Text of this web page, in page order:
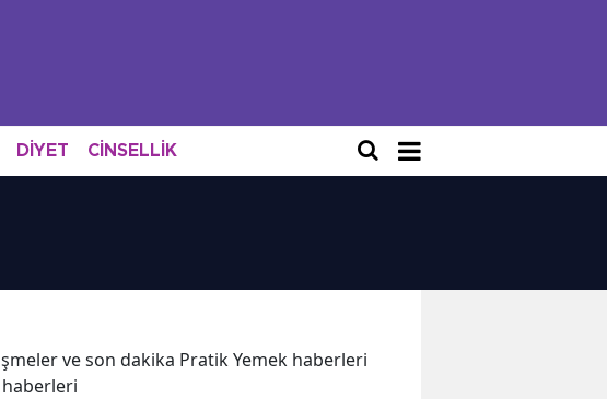
DİYET CİNSELLİK
ve son dakika Pratik Yemek haberleri
haberleri